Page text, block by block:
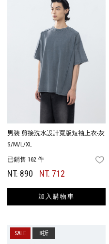
男裝 剪接洗水設計寬版短袖上衣-灰
S/M/L/XL
已銷售 162 件
NT. 890 NT. 712
加入購物車
8折